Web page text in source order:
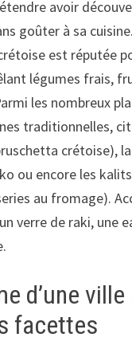
avoir
goûter à sa
est réputée
légumes frais,
les nombreux
traditionnelles,
crétoise),
ou encore les
au fromage).
verre de raki, une
d’une ville
facettes